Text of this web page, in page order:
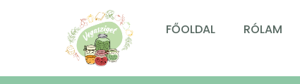
FŐOLDAL RÓLAM